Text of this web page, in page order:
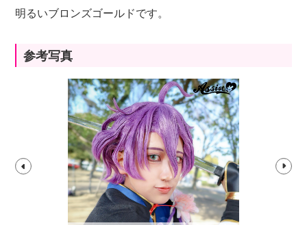
明るいブロンズゴールドです。
参考写真